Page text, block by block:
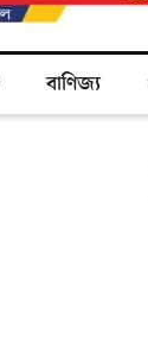
বাণিজ্য